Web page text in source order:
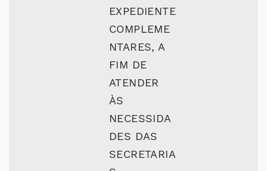
EXPEDIENTE
COMPLEME
NTARES, A
FIM DE
ATENDER
ÀS
NECESSIDA
DES DAS
SECRETARIA